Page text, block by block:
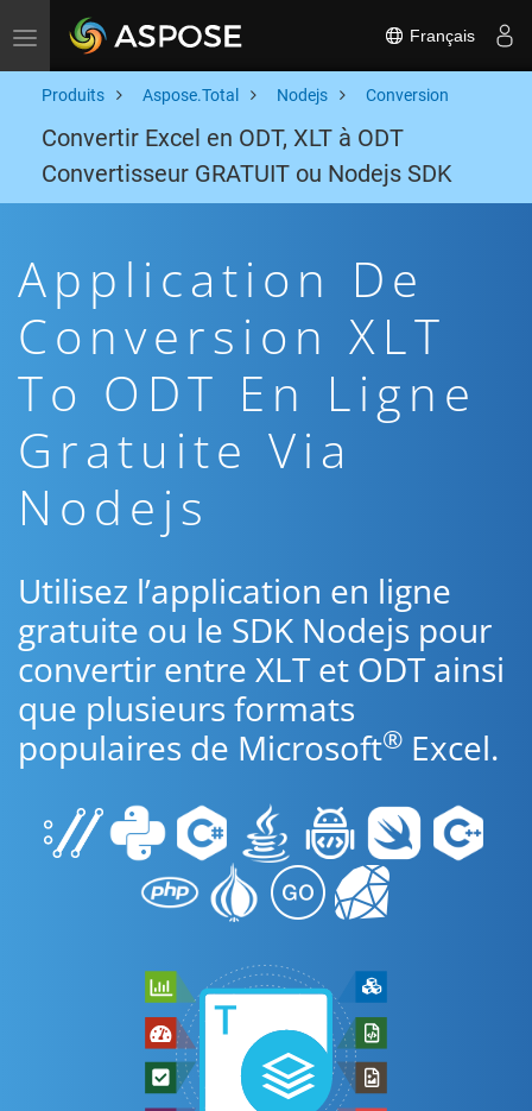
Toggle navigation Français
Produits Aspose.Total Nodejs Conversion
Convertir Excel en ODT, XLT à ODT
Convertisseur GRATUIT ou Nodejs SDK
Application De
Conversion XLT
To ODT En Ligne
Gratuite Via
Nodejs
Utilisez l’application en ligne
gratuite ou le SDK Nodejs pour
convertir entre XLT et ODT ainsi
que plusieurs formats
populaires de Microsoft® Excel.